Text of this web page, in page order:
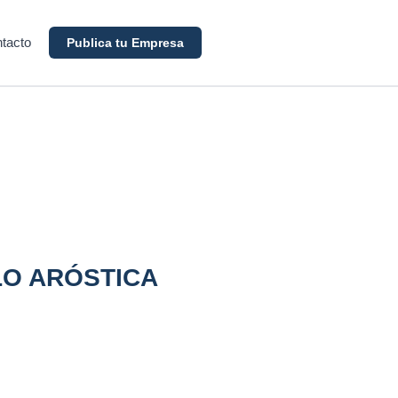
Publica tu Empresa
ARÓSTICA